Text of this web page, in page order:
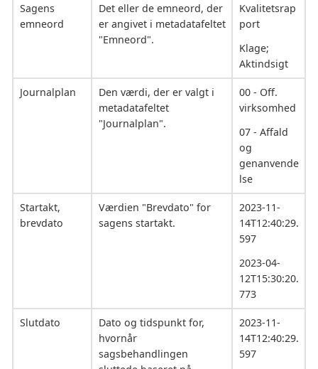
Sagens
emneord
Det eller de emneord, der
er angivet i metadatafeltet
"Emneord".
Kvalitetsrap
port
Klage;
Aktindsigt
Journalplan
Den værdi, der er valgt i
metadatafeltet
"Journalplan".
00 - Off.
virksomhed
07 - Affald
og
genanvende
lse
Startakt,
brevdato
Værdien "Brevdato" for
sagens startakt.
2023-11-
14T12:40:29.
597
2023-04-
12T15:30:20.
773
Slutdato
Dato og tidspunkt for,
hvornår
sagsbehandlingen
2023-11-
14T12:40:29.
597